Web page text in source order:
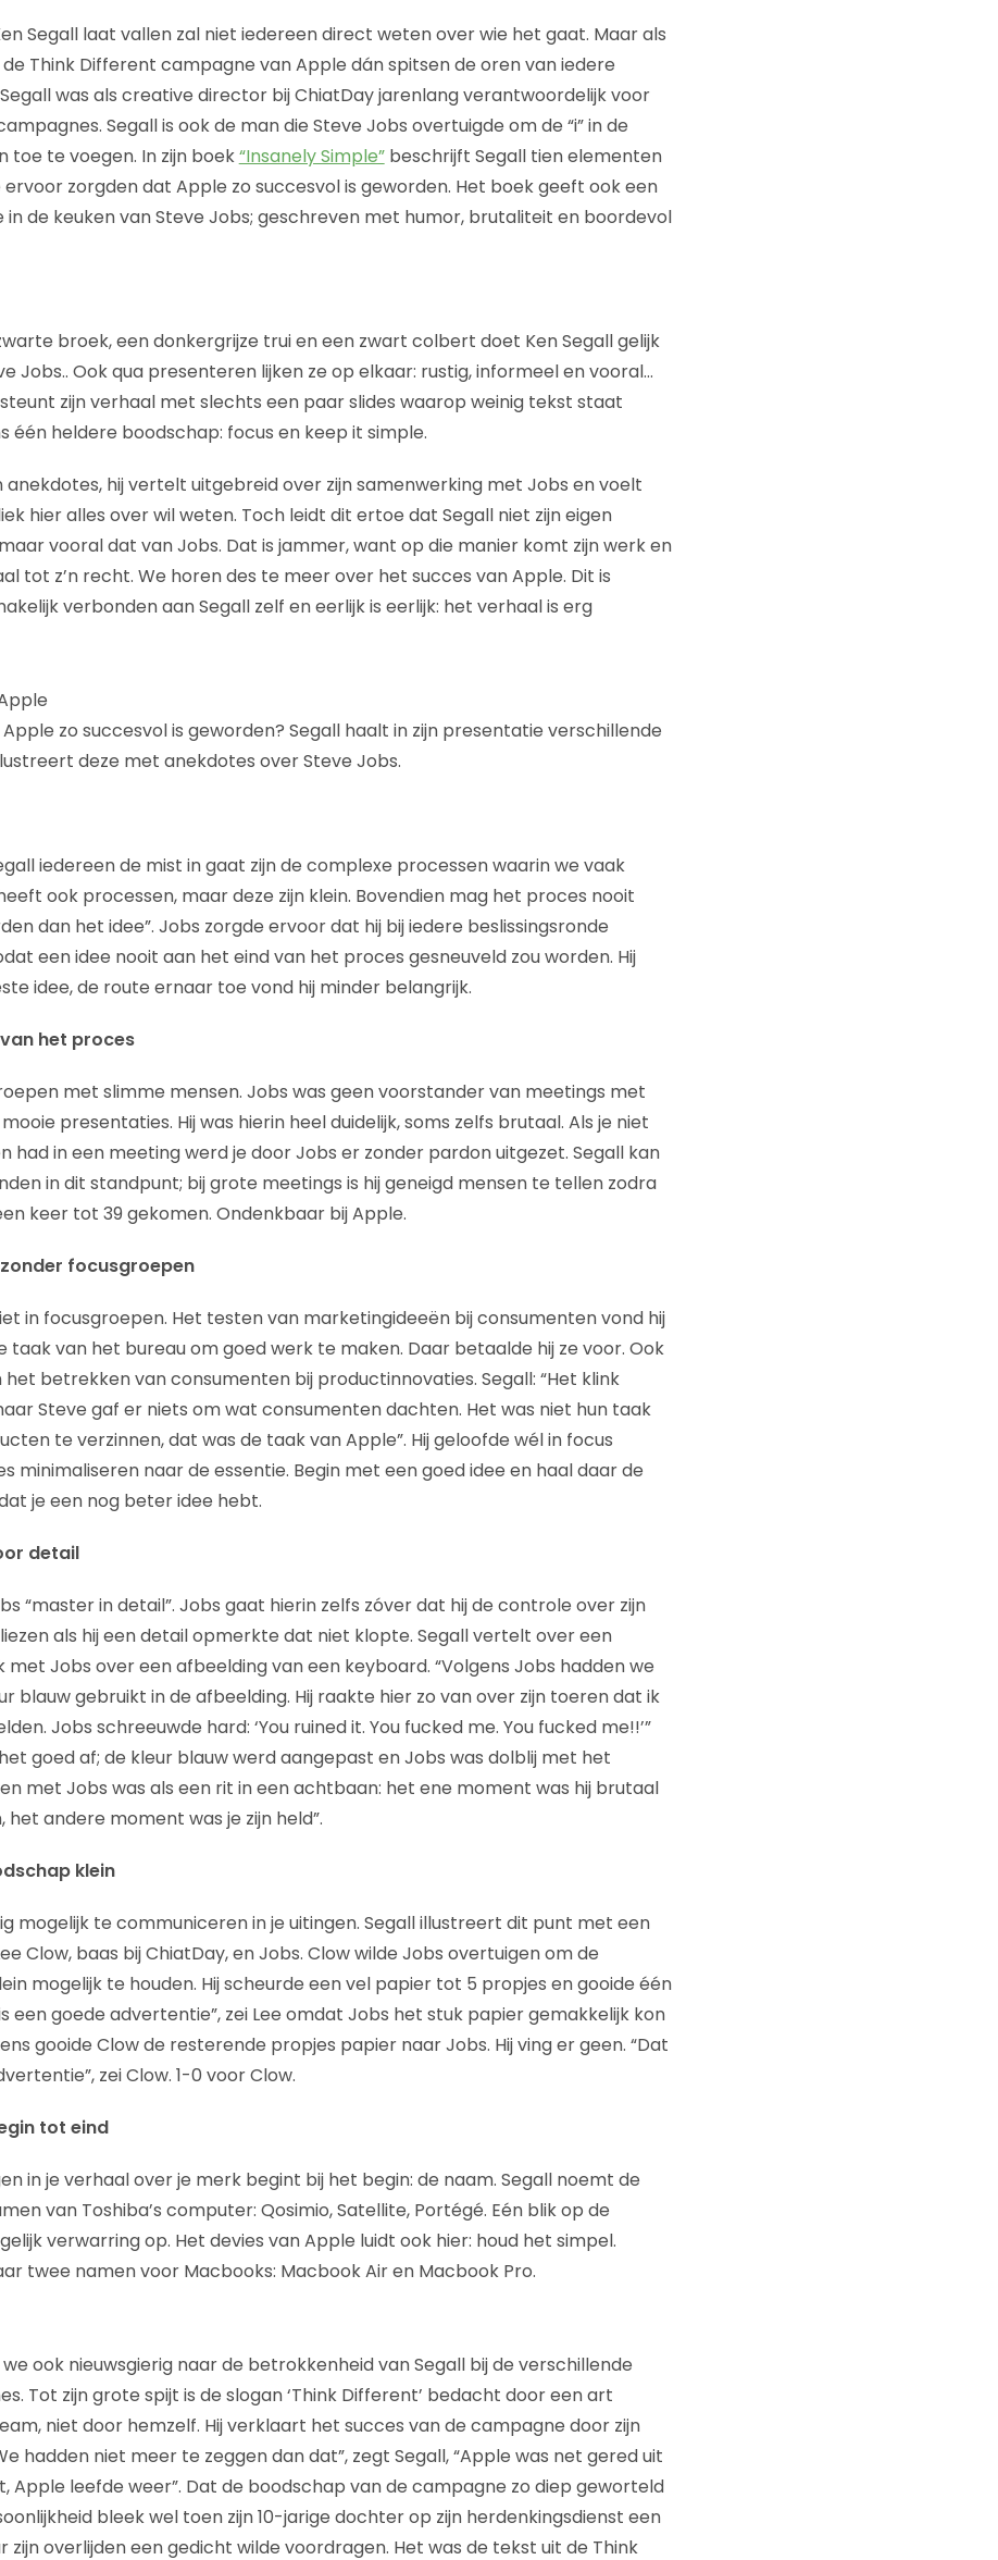
Segall laat vallen zal niet iedereen direct weten over wie het gaat. Maar als
Think Different campagne van Apple dán spitsen de oren van iedere
was als creative director bij ChiatDay jarenlang verantwoordelijk voor
Segall is ook de man die Steve Jobs overtuigde om de “i” in de
toe te voegen. In zijn boek“Insanely Simple”beschrijft Segall tien elementen
ervoor zorgden dat Apple zo succesvol is geworden. Het boek geeft ook een
in de keuken van Steve Jobs; geschreven met humor, brutaliteit en boordevol
broek, een donkergrijze trui en een zwart colbert doet Ken Segall gelijk
Jobs.. Ook qua presenteren lijken ze op elkaar: rustig, informeel en vooral…
zijn verhaal met slechts een paar slides waarop weinig tekst staat
één heldere boodschap: focus en keep it simple.
anekdotes, hij vertelt uitgebreid over zijn samenwerking met Jobs en voelt
hier alles over wil weten. Toch leidt dit ertoe dat Segall niet zijn eigen
vooral dat van Jobs. Dat is jammer, want op die manier komt zijn werk en
tot z’n recht. We horen des te meer over het succes van Apple. Dit is
verbonden aan Segall zelf en eerlijk is eerlijk: het verhaal is erg
zo succesvol is geworden? Segall haalt in zijn presentatie verschillende
deze met anekdotes over Steve Jobs.
iedereen de mist in gaat zijn de complexe processen waarin we vaak
ook processen, maar deze zijn klein. Bovendien mag het proces nooit
dan het idee”. Jobs zorgde ervoor dat hij bij iedere beslissingsronde
een idee nooit aan het eind van het proces gesneuveld zou worden. Hij
idee, de route ernaar toe vond hij minder belangrijk.
het proces
met slimme mensen. Jobs was geen voorstander van meetings met
presentaties. Hij was hierin heel duidelijk, soms zelfs brutaal. Als je niet
had in een meeting werd je door Jobs er zonder pardon uitgezet. Segall kan
in dit standpunt; bij grote meetings is hij geneigd mensen te tellen zodra
keer tot 39 gekomen. Ondenkbaar bij Apple.
focusgroepen
in focusgroepen. Het testen van marketingideeën bij consumenten vond hij
taak van het bureau om goed werk te maken. Daar betaalde hij ze voor. Ook
het betrekken van consumenten bij productinnovaties. Segall: “Het klink
Steve gaf er niets om wat consumenten dachten. Het was niet hun taak
te verzinnen, dat was de taak van Apple”. Hij geloofde wél in focus
minimaliseren naar de essentie. Begin met een goed idee en haal daar de
je een nog beter idee hebt.
detail
“master in detail”. Jobs gaat hierin zelfs zóver dat hij de controle over zijn
als hij een detail opmerkte dat niet klopte. Segall vertelt over een
Jobs over een afbeelding van een keyboard. “Volgens Jobs hadden we
blauw gebruikt in de afbeelding. Hij raakte hier zo van over zijn toeren dat ik
Jobs schreeuwde hard: ‘You ruined it. You fucked me. You fucked me!!’”
goed af; de kleur blauw werd aangepast en Jobs was dolblij met het
met Jobs was als een rit in een achtbaan: het ene moment was hij brutaal
het andere moment was je zijn held”.
klein
mogelijk te communiceren in je uitingen. Segall illustreert dit punt met een
Clow, baas bij ChiatDay, en Jobs. Clow wilde Jobs overtuigen om de
mogelijk te houden. Hij scheurde een vel papier tot 5 propjes en gooide één
een goede advertentie”, zei Lee omdat Jobs het stuk papier gemakkelijk kon
gooide Clow de resterende propjes papier naar Jobs. Hij ving er geen. “Dat
zei Clow. 1-0 voor Clow.
tot eind
in je verhaal over je merk begint bij het begin: de naam. Segall noemt de
van Toshiba’s computer: Qosimio, Satellite, Portégé. Eén blik op de
verwarring op. Het devies van Apple luidt ook hier: houd het simpel.
twee namen voor Macbooks: Macbook Air en Macbook Pro.
ook nieuwsgierig naar de betrokkenheid van Segall bij de verschillende
Tot zijn grote spijt is de slogan ‘Think Different’ bedacht door een art
niet door hemzelf. Hij verklaart het succes van de campagne door zijn
hadden niet meer te zeggen dan dat”, zegt Segall, “Apple was net gered uit
Apple leefde weer”. Dat de boodschap van de campagne zo diep geworteld
bleek wel toen zijn 10-jarige dochter op zijn herdenkingsdienst een
zijn overlijden een gedicht wilde voordragen. Het was de tekst uit de Think